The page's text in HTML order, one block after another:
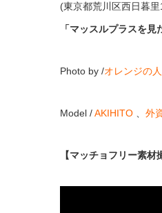
(東京都荒川区西日暮
「マッスルプラスを
Photo by /オレンジの人
Model /AKIHITO 外
【マッチョフリー素